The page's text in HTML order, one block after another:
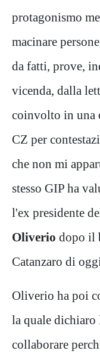
protagonismo
macinare
da fatti, prove,
vicenda, dalla
coinvolto in una
CZ per
che non mi
stesso GIP ha
l'ex presidente
Oliverio dopo il
Catanzaro di oggi
Oliverio ha poi
la quale
collaborare